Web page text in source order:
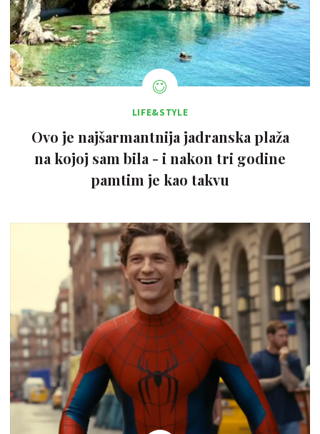
LIFE&STYLE
Ovo je najšarmantnija jadranska plaža
na kojoj sam bila - i nakon tri godine
pamtim je kao takvu